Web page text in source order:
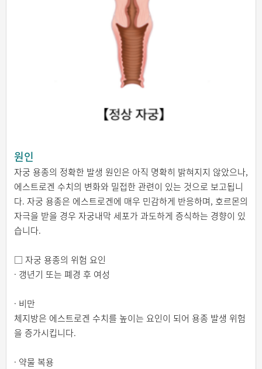
원인
자궁 용종의 정확한 발생 원인은 아직 명확히 밝혀지지 않았으나,
에스트로겐 수치의 변화와 밀접한 관련이 있는 것으로 보고됩니
다. 자궁 용종은 에스트로겐에 매우 민감하게 반응하며, 호르몬의
자극을 받을 경우 자궁내막 세포가 과도하게 증식하는 경향이 있
습니다.
□ 자궁 용종의 위험 요인
· 갱년기 또는 폐경 후 여성
· 비만
체지방은 에스트로겐 수치를 높이는 요인이 되어 용종 발생 위험
을 증가시킵니다.
· 약물 복용